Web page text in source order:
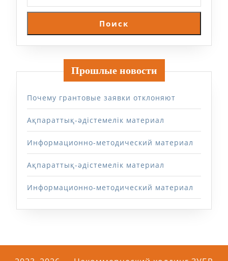
Поиск
Прошлые новости
Почему грантовые заявки отклоняют
Ақпараттық-әдістемелік материал
Информационно-методический материал
Ақпараттық-әдістемелік материал
Информационно-методический материал